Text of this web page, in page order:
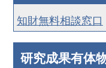
知財無料相談窓口
研究成果有体